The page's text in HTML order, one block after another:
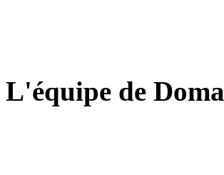
L'équipe de